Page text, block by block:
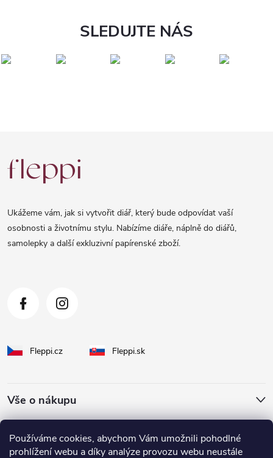
Používáme cookies, abychom Vám umožnili pohodlné
prohlížení webu a díky analýze provozu webu neustále
SLEDUJTE NÁS
á
Ukážeme vám, jak si vytvořit diář, který bude odpovídat vaší
osobnosti a životnímu stylu. Nabízíme diáře, náplně do diářů,
samolepky a další exkluzivní papírenské zboží.
Fleppi.cz Fleppi.sk
Vše o nákupu
O Fleppi